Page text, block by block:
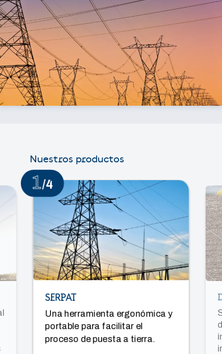
Nuestros productos
1/4
SERPAT
Una herramienta ergonómica y
portable para facilitar el
proceso de puesta a tierra.